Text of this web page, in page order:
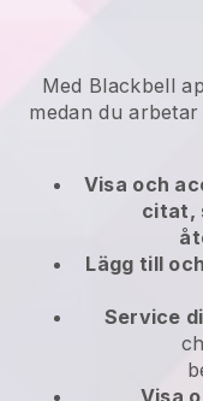
Med Blackbell
medan du
Visa och
citat,
Lägg till
Service